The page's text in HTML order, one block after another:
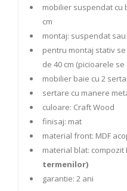
mobilier suspendat cu
cm
montaj: suspendat
pentru montaj stativ
de 40 cm (picioarele
mobilier baie cu 2
sertare cu manere
culoare: Craft Wood
finisaj: mat
material front: MDF
material blat: compozit
termenilor)
garantie: 2 ani